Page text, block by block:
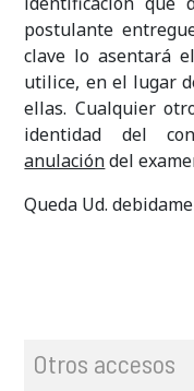
postulante
clave lo asentará
utilice, en el lugar
ellas. Cualquier
identidad del
anulacióndel
Queda Ud.
Otros accesos